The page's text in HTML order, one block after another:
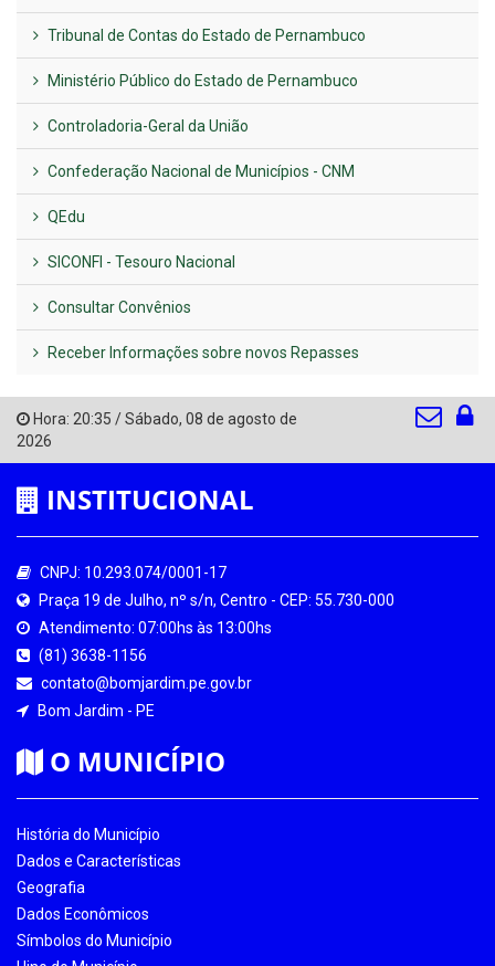
Tribunal de Contas do Estado de Pernambuco
Ministério Público do Estado de Pernambuco
Controladoria-Geral da União
Confederação Nacional de Municípios - CNM
QEdu
SICONFI - Tesouro Nacional
Consultar Convênios
Receber Informações sobre novos Repasses
Hora: 20:35 /Sábado, 08 de agosto de
2026
INSTITUCIONAL
CNPJ: 10.293.074/0001-17
Praça 19 de Julho, nº s/n, Centro - CEP: 55.730-000
Atendimento: 07:00hs às 13:00hs
(81) 3638-1156
contato@bomjardim.pe.gov.br
Bom Jardim - PE
O MUNICÍPIO
História do Município
Dados e Características
Geografia
Dados Econômicos
Símbolos do Município